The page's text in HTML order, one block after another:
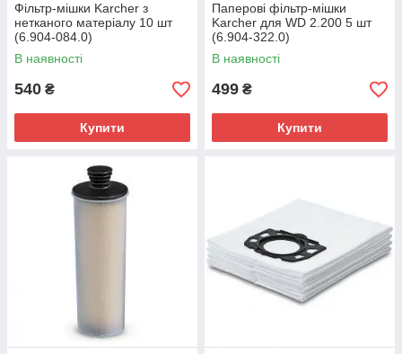
Фільтр-мішки Karcher з
нетканого матеріалу 10 шт
(6.904-084.0)
В наявності
540 ₴
Купити
Паперові фільтр-мішки
Karcher для WD 2.200 5 шт
(6.904-322.0)
В наявності
499 ₴
Купити